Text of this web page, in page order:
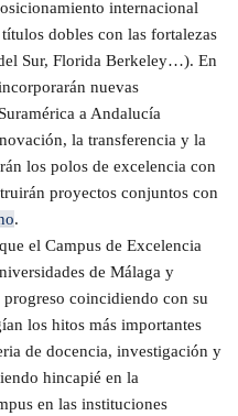
internacional
dobles con las fortalezas
Sur, Florida Berkeley…). En
nuevas
a Andalucía
la transferencia y la
los polos de excelencia con
proyectos conjuntos con
.
el Campus de Excelencia
de Málaga y
coincidiendo con su
los hitos más importantes
de docencia, investigación y
hincapié en la
en las instituciones